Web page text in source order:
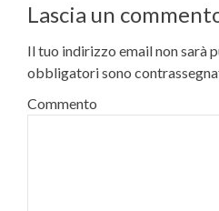
Lascia un
Il tuo indirizzo email non sarà
obbligatori sono
Commento